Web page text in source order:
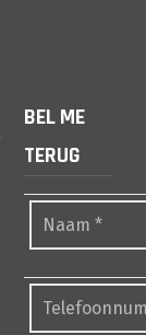
BEL ME
TERUG